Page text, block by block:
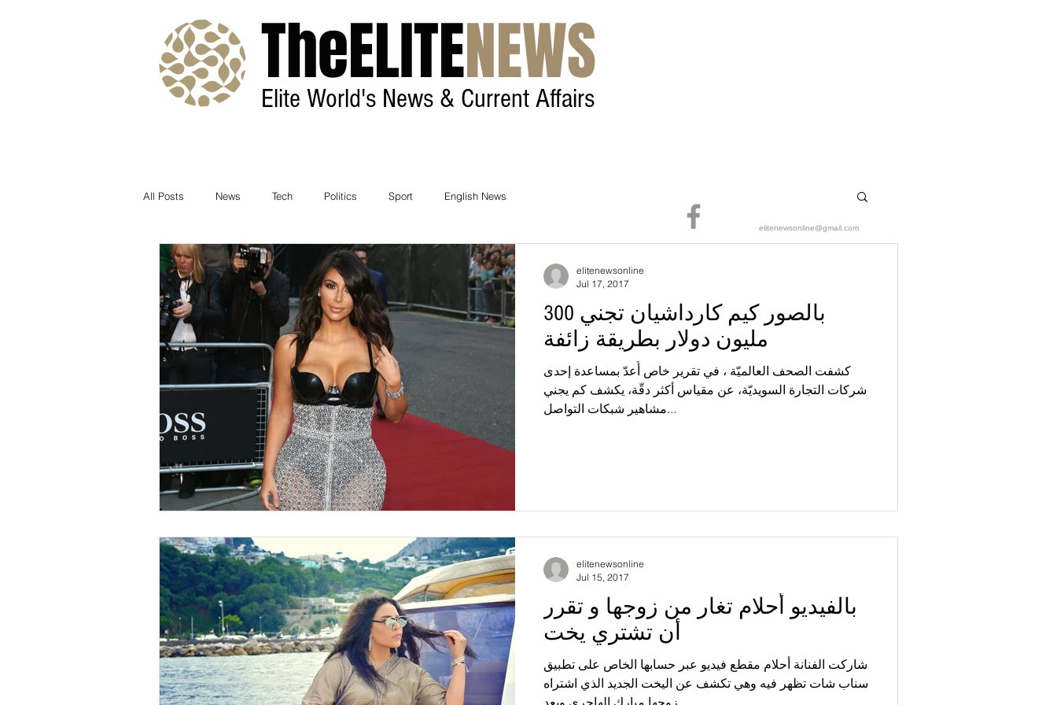
TheELITENEWS
Elite World's News & Current Affairs
All Posts News Tech Politics Sport English News
بالصور كيم كارداشيان تجني 300
مليون دولار بطريقة زائفة
كشفت الصحف العالميّة ، في تقرير خاص أُعدّ بمساعدة إحدى
شركات التجارة السويديّة، عن مقياس أكثر دقّة، يكشف كم يجني
مشاهير شبكات التواصل...
elitenewsonline
Jul 17, 2017
بالفيديو أحلام تغار من زوجها و تقرر
أن تشتري يخت
شاركت الفنانة أحلام مقطع فيديو عبر حسابها الخاص على تطبيق
سناب شات تظهر فيه وهي تكشف عن اليخت الجديد الذي اشتراه
elitenewsonline
Jul 15, 2017
elitenewsonline@gmail.com